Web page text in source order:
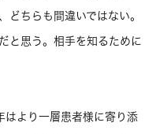
どちらも間違いではない。
と思う。相手を知るために
はより一層患者様に寄り添